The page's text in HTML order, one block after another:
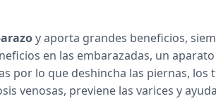
y aporta grandes beneficios,
en las embarazadas, un
por lo que deshincha las piernas, los
venosas, previene las varices y